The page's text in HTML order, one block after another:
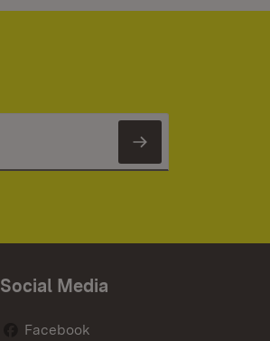
Newsletter
Social Media
Facebook